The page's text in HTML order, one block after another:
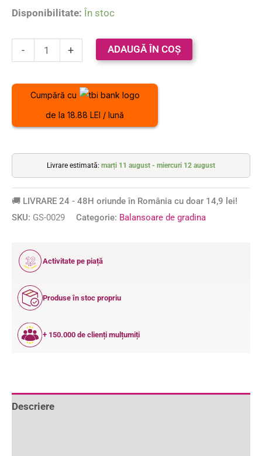
Disponibilitate: În stoc
- + ADAUGĂ ÎN COȘ
Cumpără cu
de la 18.88 LEI / lună
Livrare estimată: marți 11 august - miercuri 12 august
🚚 LIVRARE 24 - 48H oriunde în România cu doar 14,9 lei!
SKU: GS-0029 Categorie: Balansoare de gradina
12
ANI
Activitate pe piață
Produse în stoc propriu
+ 150.000 de clienți mulțumiți
Descriere